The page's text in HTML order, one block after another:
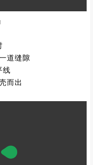
道缝隙